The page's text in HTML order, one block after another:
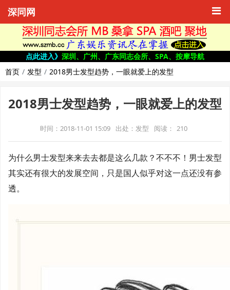
深同网
点此进入》 深圳、广州、广东同志会所、SPA、按摩导航
首页
发型 2018男士发型趋势，一眼就爱上的发型
2018男士发型趋势，一眼就爱上的发型
时间：2018-11-01 15:09 出处：发型 阅读： 210
为什么男士发型来来去去都是这么几款？不不不！男士发型
其实还有很大的发展空间，只是国人似乎对这一点还没有参
透。